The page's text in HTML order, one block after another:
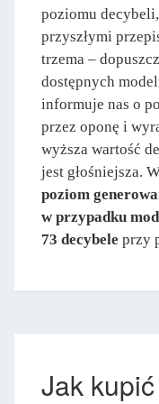
poziomu
przyszłymi
trzema –
dostępnych
informuje nas o
przez oponę i
wyższa wartość
jest głośniejsza.
poziom
w przypadku
73 decybele przy
Jak